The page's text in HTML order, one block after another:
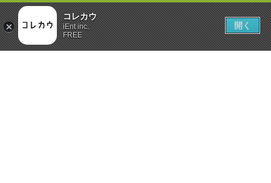
コレカウ
iEnt inc.
FREE
開く